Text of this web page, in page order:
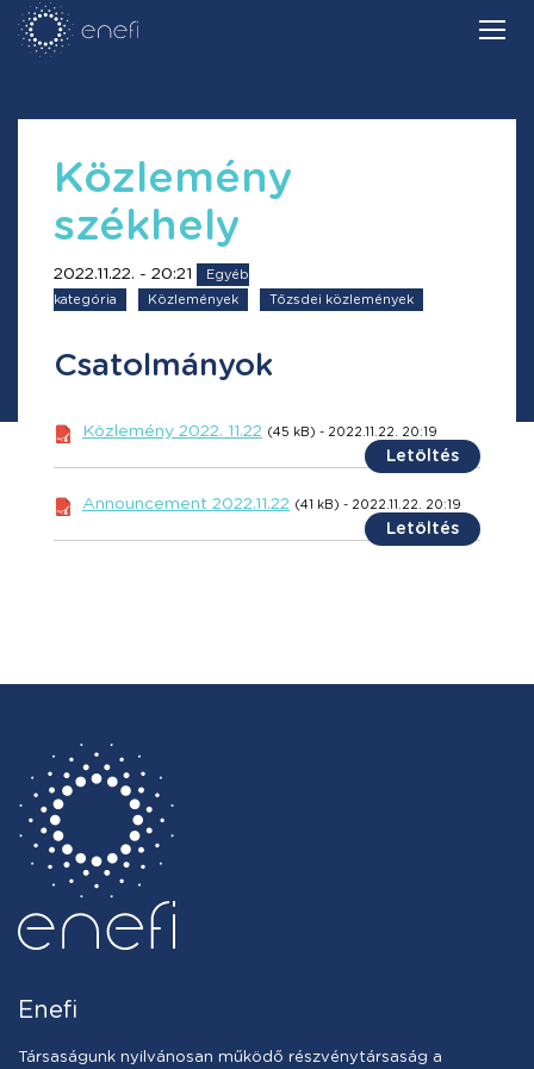
Közlemény
székhely
2022.11.22. - 20:21
Egyéb
kategória
Közlemények Tőzsdei közlemények
Csatolmányok
Közlemény 2022. 11.22 (45 kB) - 2022.11.22. 20:19
Letöltés
Announcement 2022.11.22 (41 kB) - 2022.11.22. 20:19
Letöltés
Enefi
Társaságunk nyilvánosan működő részvénytársaság a